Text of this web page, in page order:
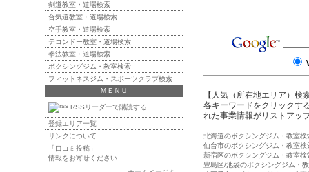
【人気（所在地エリア）検
各キーワードをクリックす
れた事業情報がリストアッ
北海道のボクシングジム・教室検
仙台市のボクシングジム・教室検
新宿区のボクシングジム・教室検
豊島区/池袋のボクシングジム・
剣道教室・道場検索
合気道教室・道場検索
空手教室・道場検索
テコンドー教室・道場検索
拳法教室・道場検索
ボクシングジム・教室検索
フィットネスジム・スポーツクラブ検索
ＭＥＮＵ
RSSリーダーで購読する
登録エリア一覧
リンクについて
「口コミ投稿」
情報をお寄せください